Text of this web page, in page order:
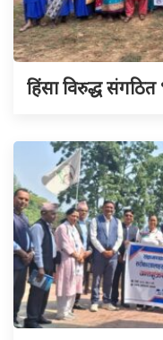
हिंसा विरुद्ध